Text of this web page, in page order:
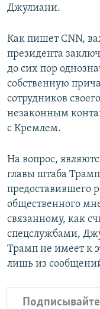
Джулиани.
Как пишет CNN,
президента
до сих пор
собственную
сотрудников
незаконным
с Кремлем.
На вопрос,
главы штаба
предоставившего
общественного
связанному, как
спецслужбами,
Трамп не имеет к
лишь из